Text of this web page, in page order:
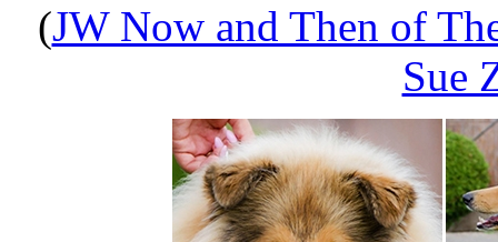
(JW Now and Then of
Sue